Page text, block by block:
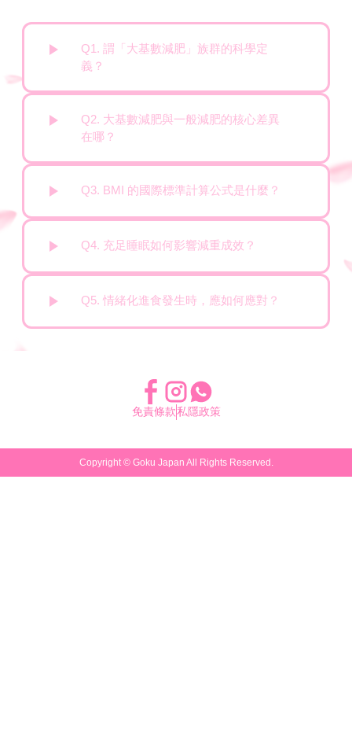
Q1. 謂「大基數減肥」族群的科學定
義？
Q2. 大基數減肥與一般減肥的核心差異
在哪？
Q3. BMI 的國際標準計算公式是什麼？
Q4. 充足睡眠如何影響減重成效？
Q5. 情緒化進食發生時，應如何應對？
免責條款私隱政策
Copyright © Goku Japan All Rights Reserved.